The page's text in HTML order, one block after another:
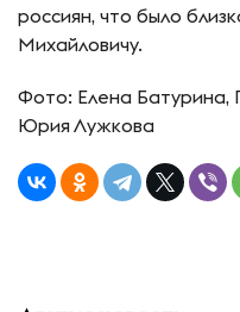
россиян, что было
Михайловичу.
Фото: Елена
Юрия Лужкова